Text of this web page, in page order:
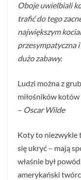
Oboje uwielbiali
trafić do tego
największym
przesympatyczna
dużo zabawy.
Ludzi można z
miłośników
– Oscar Wilde
Koty to niezwykle
się ukryć – mają
właśnie był
amerykański